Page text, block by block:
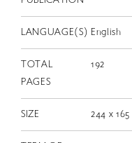
LANGUAGE(S) English
TOTAL
PAGES
192
SIZE 244 x 165